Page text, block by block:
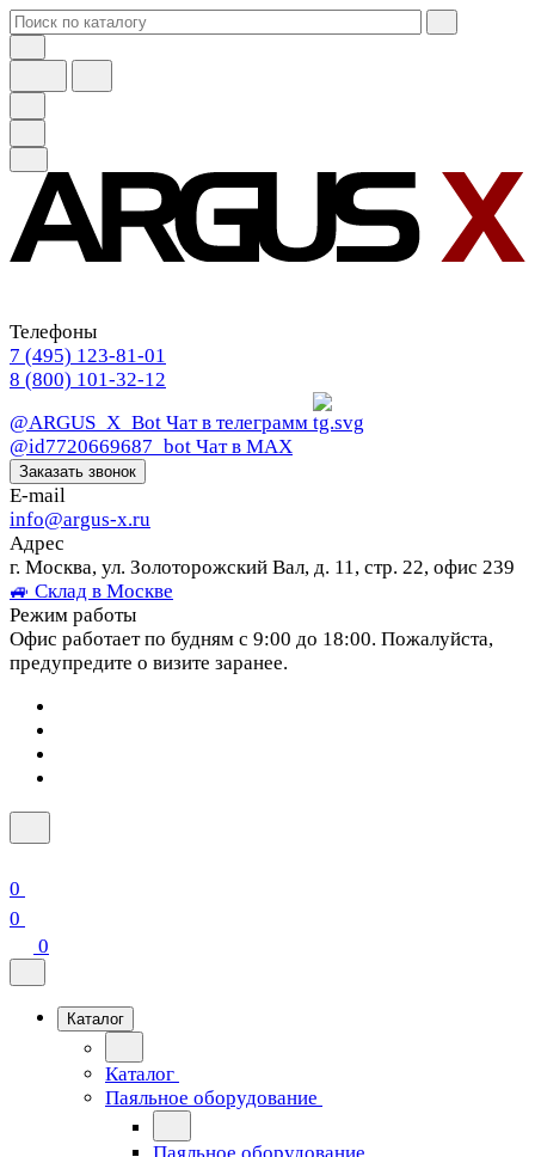
Телефоны
7 (495) 123-81-01
8 (800) 101-32-12
@ARGUS_X_Bot Чат в телеграмм
@id7720669687_bot Чат в МАХ
Заказать звонок
E-mail
info@argus-x.ru
Адрес
г. Москва, ул. Золоторожский Вал, д. 11, стр. 22, офис 239
🚙 Склад в Москве
Режим работы
Офис работает по будням с 9:00 до 18:00. Пожалуйста,
предупредите о визите заранее.
0
0
0
Каталог
Каталог
Паяльное оборудование
Паяльное оборудование